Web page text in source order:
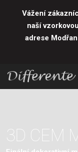
Vážení
naší
adrese
3D CEM